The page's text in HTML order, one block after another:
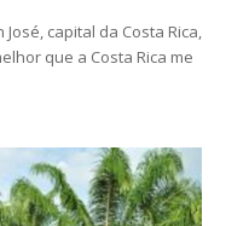
capital da Costa Rica,
que a Costa Rica me